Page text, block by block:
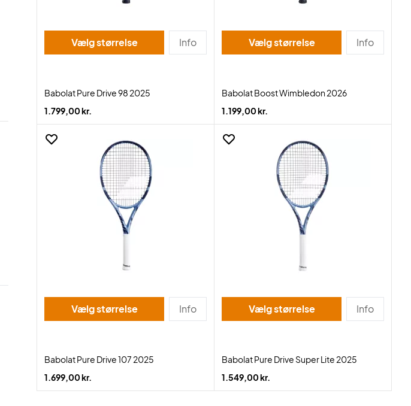
Vælg størrelse Info
Babolat Pure Drive 98 2025
1.799,00 kr.
Vælg størrelse Info
Babolat Boost Wimbledon 2026
1.199,00 kr.
Vælg størrelse Info
Babolat Pure Drive 107 2025
1.699,00 kr.
Vælg størrelse Info
Babolat Pure Drive Super Lite 2025
1.549,00 kr.